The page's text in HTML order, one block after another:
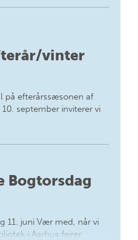
vinter
på efterårssæsonen af
september inviterer vi
Bogtorsdag
11. juni Vær med, når vi
i Aarhus fejrer